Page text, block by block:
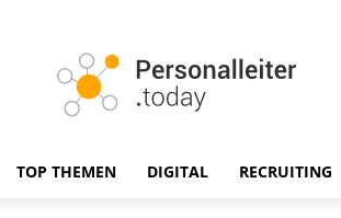
TOP THEMEN DIGITAL RECRUITING